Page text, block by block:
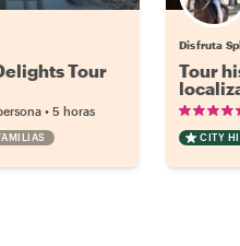
Tour
• 5 horas
Disfruta
Tour
CITY